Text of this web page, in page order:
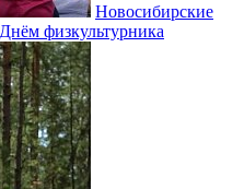
Новосибирские
физкультурника